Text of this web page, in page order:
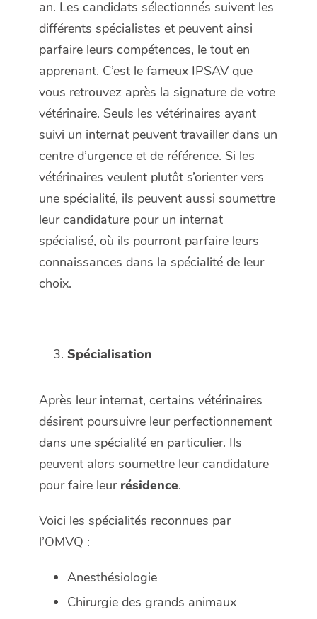
an. Les candidats sélectionnés suivent les
différents spécialistes et peuvent ainsi
parfaire leurs compétences, le tout en
apprenant. C’est le fameux IPSAV que
vous retrouvez après la signature de votre
vétérinaire. Seuls les vétérinaires ayant
suivi un internat peuvent travailler dans un
centre d’urgence et de référence. Si les
vétérinaires veulent plutôt s’orienter vers
une spécialité, ils peuvent aussi soumettre
leur candidature pour un internat
spécialisé, où ils pourront parfaire leurs
connaissances dans la spécialité de leur
choix.
Spécialisation
Après leur internat, certains vétérinaires
désirent poursuivre leur perfectionnement
dans une spécialité en particulier. Ils
peuvent alors soumettre leur candidature
pour faire leur résidence.
Voici les spécialités reconnues par
l’OMVQ :
Anesthésiologie
Chirurgie des grands animaux